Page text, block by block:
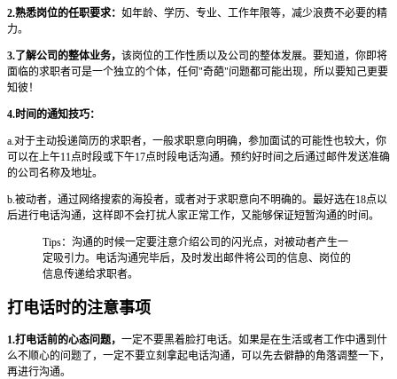
2.熟悉岗位的任职要求： 如年龄、学历、专业、工作年限等，减少浪费不必要的精
力。
3.了解公司的整体业务， 该岗位的工作性质以及公司的整体发展。要知道，你即将
面临的求职者可是一个独立的个体，任何"奇葩"问题都可能出现，所以要知己更要
知彼！
4.时间的通知技巧：
a.对于主动投递简历的求职者，一般求职意向明确，参加面试的可能性也较大，你
可以在上午11点时段或下午17点时段电话沟通。预约好时间之后通过邮件发送准确
的公司名称及地址。
b.被动者，通过网络搜索的海投者，或者对于求职意向不明确的。最好选在18点以
后进行电话沟通，这样即不会打扰人家正常工作，又能够保证短暂沟通的时间。
Tips：沟通的时候一定要注意介绍公司的闪光点，对被动者产生一
定吸引力。电话沟通完毕后，及时发出邮件将公司的信息、岗位的
信息传递给求职者。
打电话时的注意事项
1.打电话前的心态问题， 一定不要黑着脸打电话。如果是在生活或者工作中遇到什
么不顺心的问题了，一定不要立刻拿起电话沟通，可以先去僻静的角落调整一下，
再进行沟通。